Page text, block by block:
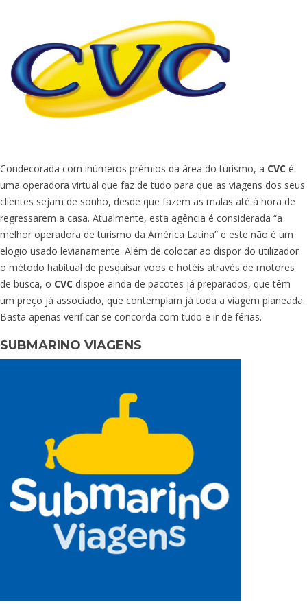
Condecorada com inúmeros prémios da área do turismo, a CVC é
uma operadora virtual que faz de tudo para que as viagens dos seus
clientes sejam de sonho, desde que fazem as malas até à hora de
regressarem a casa. Atualmente, esta agência é considerada “a
melhor operadora de turismo da América Latina” e este não é um
elogio usado levianamente. Além de colocar ao dispor do utilizador
o método habitual de pesquisar voos e hotéis através de motores
de busca, o CVC dispõe ainda de pacotes já preparados, que têm
um preço já associado, que contemplam já toda a viagem planeada.
Basta apenas verificar se concorda com tudo e ir de férias.
SUBMARINO VIAGENS